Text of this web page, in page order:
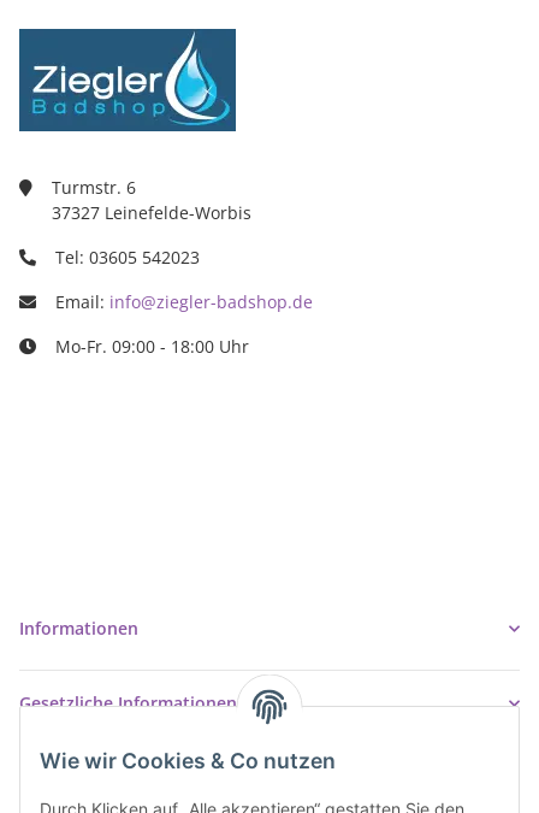
Wie wir Cookies & Co nutzen
Turmstr. 6
37327 Leinefelde-Worbis
Tel: 03605 542023
Email: info@ziegler-badshop.de
Mo-Fr. 09:00 - 18:00 Uhr
Informationen
Gesetzliche Informationen